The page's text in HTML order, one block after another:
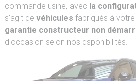
commande usine, avec la
s'agit de véhicules fabriqués à
garantie constructeur non
d'occasion selon nos dsponibilités.